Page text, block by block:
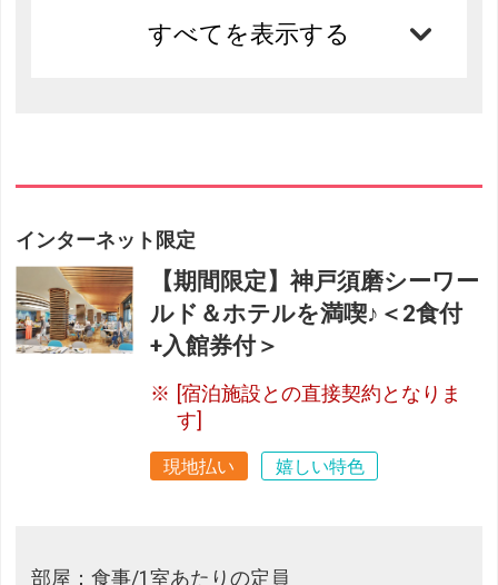
すべてを表示する
インターネット限定
【期間限定】神戸須磨シーワー
ルド＆ホテルを満喫♪＜2食付
+入館券付＞
[宿泊施設との直接契約となりま
す]
現地払い 嬉しい特色
部屋：食事/1室あたりの定員